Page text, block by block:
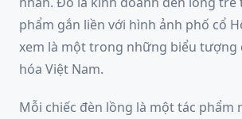
phẩm gắn liền với hình ảnh phố cổ
xem là một trong những biểu tượng
hóa Việt Nam.
Mỗi chiếc đèn lồng là một tác phẩm